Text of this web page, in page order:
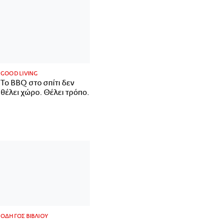
GOOD LIVING
Το BBQ στο σπίτι δεν
θέλει χώρο. Θέλει τρόπο.
ΟΔΗΓΟΣ ΒΙΒΛΙΟΥ